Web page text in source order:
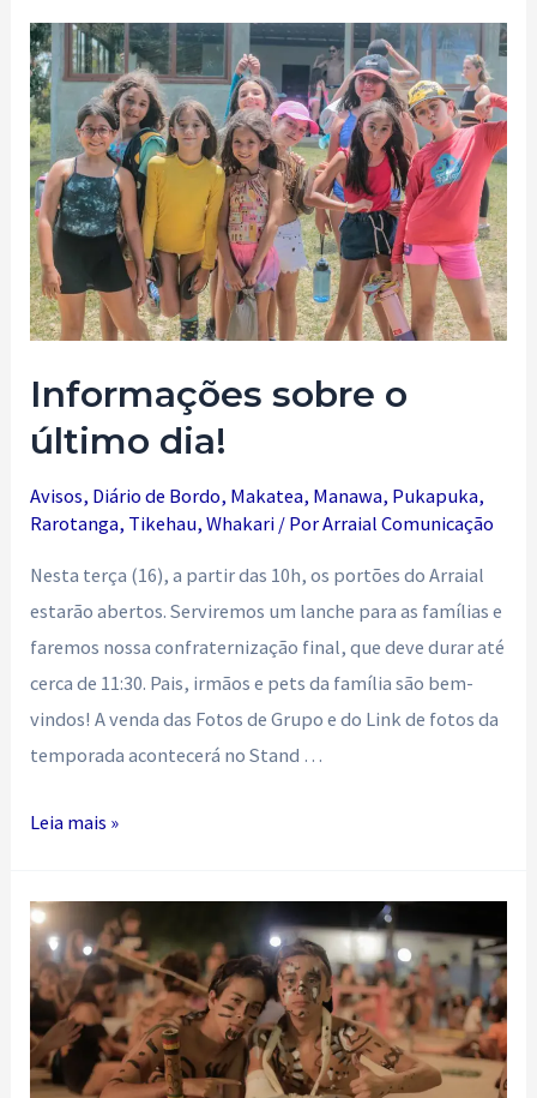
pisa
Informações sobre o
último dia!
Avisos, Diário de Bordo, Makatea, Manawa, Pukapuka,
Rarotanga, Tikehau,Whakari / PorArraial Comunicação
Nesta terça (16), a partir das 10h, os portões do Arraial
estarão abertos. Serviremos um lanche para as famílias e
faremos nossa confraternização final, que deve durar até
cerca de 11:30. Pais, irmãos e pets da família são bem-
vindos! A venda das Fotos de Grupo e do Link de fotos da
temporada acontecerá no Stand …
Informações
último
dia!
Leia mais »